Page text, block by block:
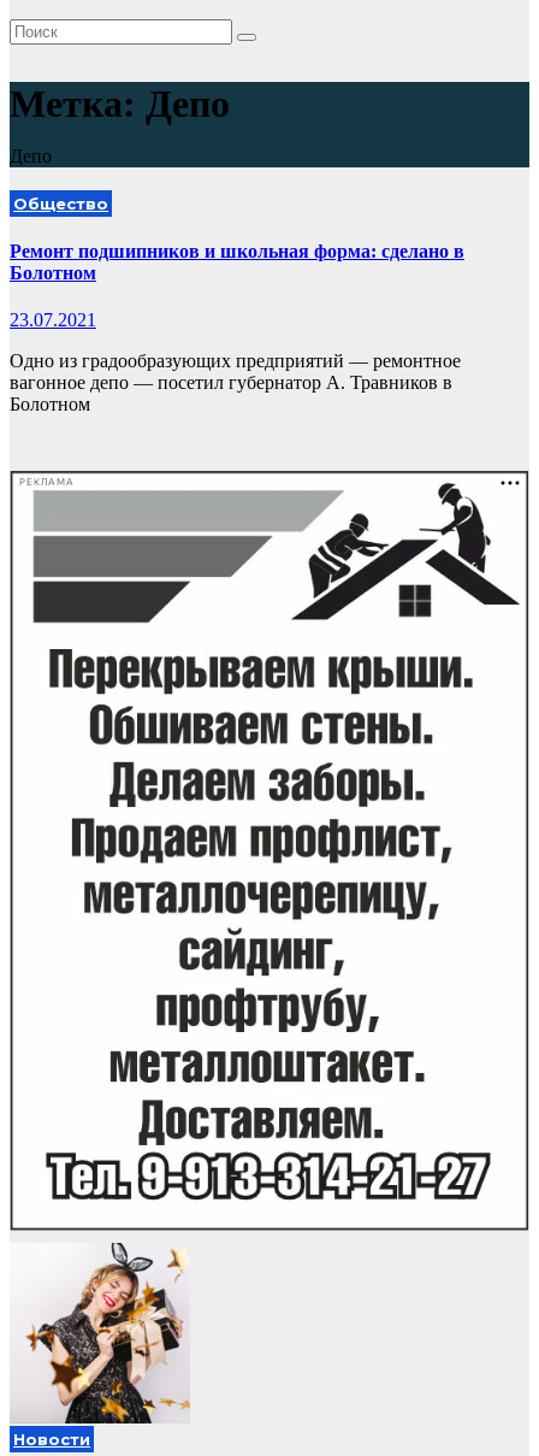
Метка: Депо
Депо
Общество
Ремонт подшипников и школьная форма: сделано в
Болотном
23.07.2021
Одно из градообразующих предприятий — ремонтное
вагонное депо — посетил губернатор А. Травников в
Болотном
РЕКЛАМА
Новости